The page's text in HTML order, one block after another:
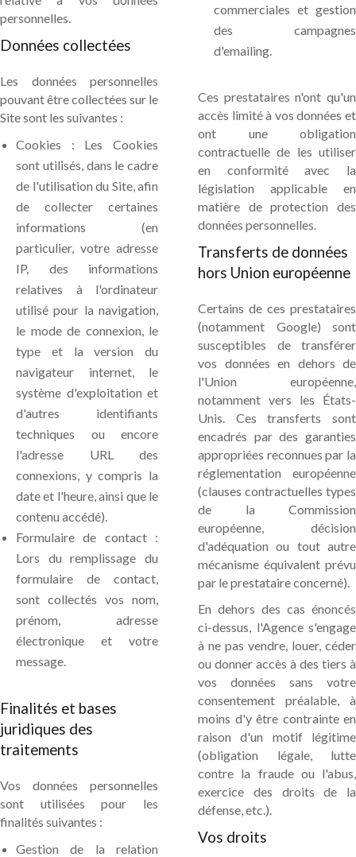
personnelles.
Données collectées
Les données personnelles
pouvant être collectées sur le
Site sont les suivantes :
Cookies : Les Cookies
sont utilisés, dans le cadre
de l'utilisation du Site, afin
de collecter certaines
informations (en
particulier, votre adresse
IP, des informations
relatives à l'ordinateur
utilisé pour la navigation,
le mode de connexion, le
type et la version du
navigateur internet, le
système d'exploitation et
d'autres identifiants
techniques ou encore
l'adresse URL des
connexions, y compris la
date et l'heure, ainsi que le
contenu accédé).
Formulaire de contact :
Lors du remplissage du
formulaire de contact,
sont collectés vos nom,
prénom, adresse
électronique et votre
message.
Finalités et bases
juridiques des
traitements
Vos données personnelles
sont utilisées pour les
finalités suivantes :
Gestion de la relation
commerciales et gestion
des campagnes
d'emailing.
Ces prestataires n'ont qu'un
accès limité à vos données et
ont une obligation
contractuelle de les utiliser
en conformité avec la
législation applicable en
matière de protection des
données personnelles.
Transferts de données
hors Union européenne
Certains de ces prestataires
(notamment Google) sont
susceptibles de transférer
vos données en dehors de
l'Union européenne,
notamment vers les États-
Unis. Ces transferts sont
encadrés par des garanties
appropriées reconnues par la
réglementation européenne
(clauses contractuelles types
de la Commission
européenne, décision
d'adéquation ou tout autre
mécanisme équivalent prévu
par le prestataire concerné).
En dehors des cas énoncés
ci-dessus, l'Agence s'engage
à ne pas vendre, louer, céder
ou donner accès à des tiers à
vos données sans votre
consentement préalable, à
moins d'y être contrainte en
raison d'un motif légitime
(obligation légale, lutte
contre la fraude ou l'abus,
exercice des droits de la
défense, etc.).
Vos droits